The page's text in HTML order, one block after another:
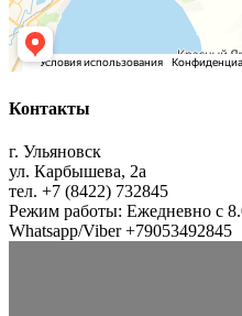
Контакты
г. Ульяновск
ул. Карбышева, 2а
тел. +7 (8422) 732845
Режим работы: Ежедневно с
Whatsapp/Viber +79053492845